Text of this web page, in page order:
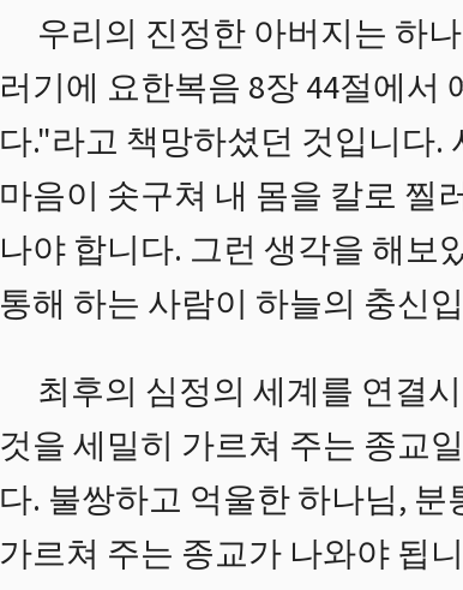
우리의 진정한 아버지는 하
러기에 요한복음 8장 44절에
다."라고 책망하셨던 것입니다
마음이 솟구쳐 내 몸을 칼로 찔
나야 합니다. 그런 생각을 해보
통해 하는 사람이 하늘의 충신
최후의 심정의 세계를 연결
것을 세밀히 가르쳐 주는 종교
다. 불쌍하고 억울한 하나님,
가르쳐 주는 종교가 나와야 됩